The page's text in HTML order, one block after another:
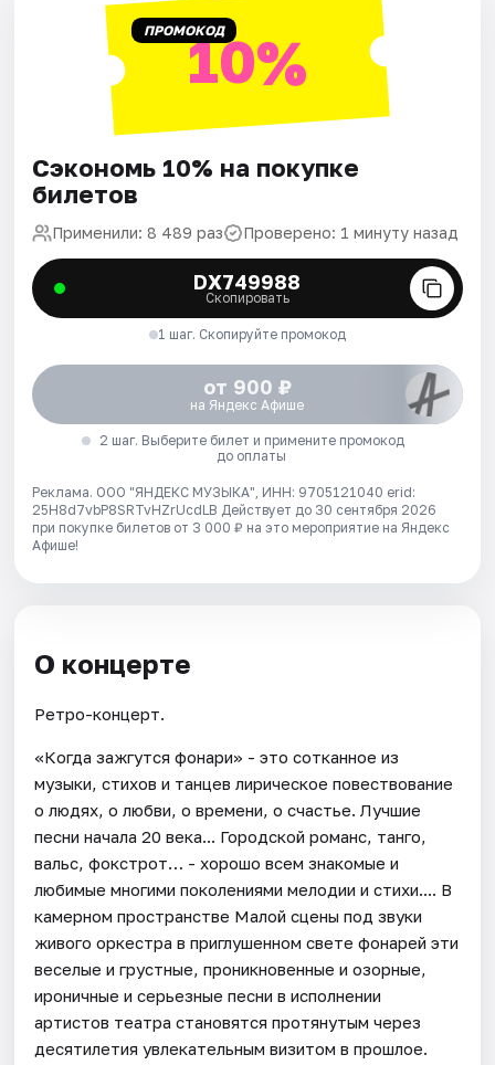
ПРОМОКОД10%
Сэкономь 10% на покупке
билетов
Применили: 8 489 раз Проверено: 1 минуту назад
DX749988
Скопировать
1 шаг. Скопируйте промокод
от 900 ₽
на Яндекс Афише
2 шаг. Выберите билет и примените промокод
до оплаты
Реклама. ООО "ЯНДЕКС МУЗЫКА", ИНН: 9705121040 erid:
25H8d7vbP8SRTvHZrUcdLB Действует до 30 сентября 2026
при покупке билетов от 3 000 ₽ на это мероприятие на Яндекс
Афише!
О концерте
Ретро-концерт.
«Когда зажгутся фонари» - это сотканное из
музыки, стихов и танцев лирическое повествование
о людях, о любви, о времени, о счастье. Лучшие
песни начала 20 века... Городской романс, танго,
вальс, фокстрот… - хорошо всем знакомые и
любимые многими поколениями мелодии и стихи.... В
камерном пространстве Малой сцены под звуки
живого оркестра в приглушенном свете фонарей эти
веселые и грустные, проникновенные и озорные,
ироничные и серьезные песни в исполнении
артистов театра становятся протянутым через
десятилетия увлекательным визитом в прошлое.